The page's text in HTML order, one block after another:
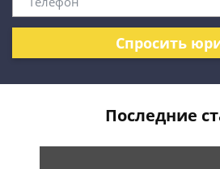
Спросить
Последние